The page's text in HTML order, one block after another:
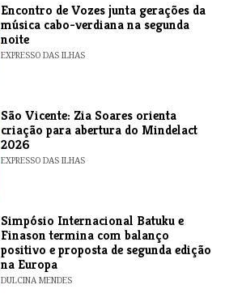
Encontro de Vozes junta gerações da
música cabo-verdiana na segunda
noite
EXPRESSO DAS ILHAS
São Vicente: Zia Soares orienta
criação para abertura do Mindelact
2026
EXPRESSO DAS ILHAS
Simpósio Internacional Batuku e
Finason termina com balanço
positivo e proposta de segunda edição
na Europa
DULCINA MENDES